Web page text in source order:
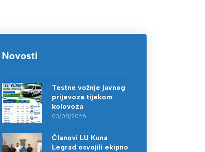
Novosti
Testne vožnje javnog
prijevoza tijekom
kolovoza
03/08/2026
Članovi LU Kuna
Legrad osvojili ekipno